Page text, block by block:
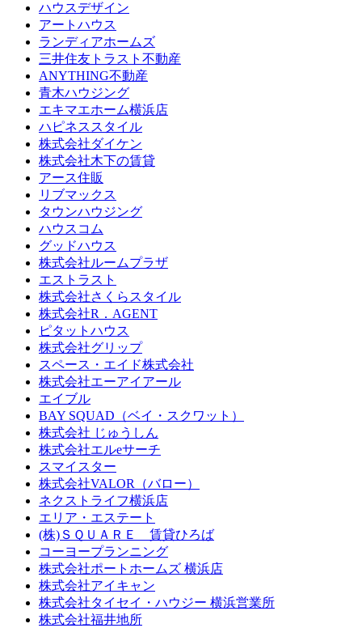
ハウスデザイン
アートハウス
ランディアホームズ
三井住友トラスト不動産
ANYTHING不動産
青木ハウジング
エキマエホーム横浜店
ハピネススタイル
株式会社ダイケン
株式会社木下の賃貸
アース住販
リブマックス
タウンハウジング
ハウスコム
グッドハウス
株式会社ルームプラザ
エストラスト
株式会社さくらスタイル
株式会社R．AGENT
ピタットハウス
株式会社グリップ
スペース・エイド株式会社
株式会社エーアイアール
エイブル
BAY SQUAD（ベイ・スクワット）
株式会社 じゅうしん
株式会社エルeサーチ
スマイスター
株式会社VALOR（バロー）
ネクストライフ横浜店
エリア・エステート
(株)ＳＱＵＡＲＥ 賃貸ひろば
コーヨープランニング
株式会社ポートホームズ 横浜店
株式会社アイキャン
株式会社タイセイ・ハウジー 横浜営業所
株式会社福井地所